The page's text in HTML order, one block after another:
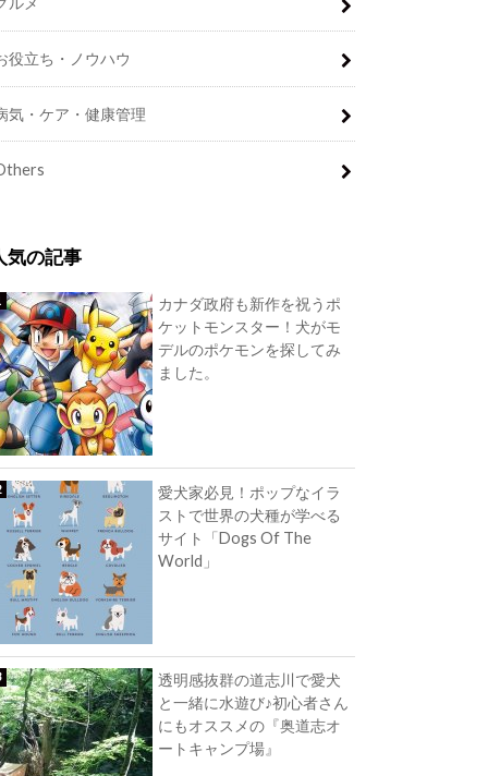
役立ち・ノウハウ
気・ケア・健康管理
気の記事
カナダ政府も新作を祝うポ
ケットモンスター！犬がモ
デルのポケモンを探してみ
ました。
愛犬家必見！ポップなイラ
ストで世界の犬種が学べる
サイト「Dogs Of The
World」
透明感抜群の道志川で愛犬
と一緒に水遊び♪初心者さん
にもオススメの『奥道志オ
ートキャンプ場』